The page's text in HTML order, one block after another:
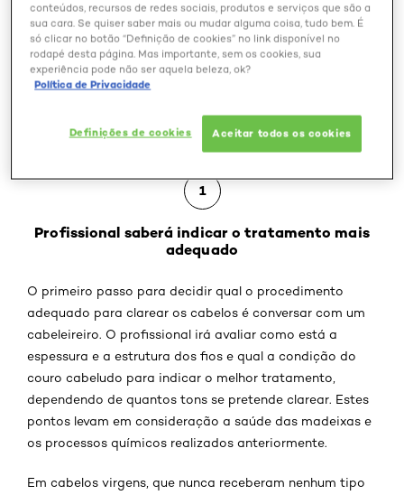
mais eficientes de se alcançar o objetivo. Porém, nem
toda transformação é simples e rápida. Clarear os
cabelos pretos, sejam eles naturais ou tingidos, exige
tempo e dedicação, pois o processo é demorado.
1
Profissional saberá indicar o tratamento mais
adequado
O primeiro passo para decidir qual o procedimento
adequado para clarear os cabelos é conversar com um
cabeleireiro. O profissional irá avaliar como está a
espessura e a estrutura dos fios e qual a condição do
couro cabeludo para indicar o melhor tratamento,
dependendo de quantos tons se pretende clarear. Estes
pontos levam em consideração a saúde das madeixas e
os processos químicos realizados anteriormente.
Em cabelos virgens, que nunca receberam nenhum tipo
conteúdos, recursos de redes sociais, produtos e serviços que são a
sua cara. Se quiser saber mais ou mudar alguma coisa, tudo bem. É
só clicar no botão “Definição de cookies” no link disponível no
rodapé desta página. Mas importante, sem os cookies, sua
experiência pode não ser aquela beleza, ok?
Política de Privacidade
Definições de cookies Aceitar todos os cookies